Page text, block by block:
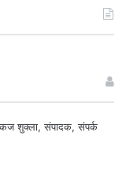
शुक्ला, संपादक, संपर्क